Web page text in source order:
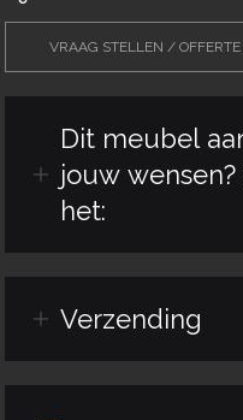
VRAAG STELLEN /
Dit meubel
jouw
het:
Verzending